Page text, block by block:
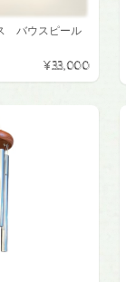
バウスピール
¥33,000